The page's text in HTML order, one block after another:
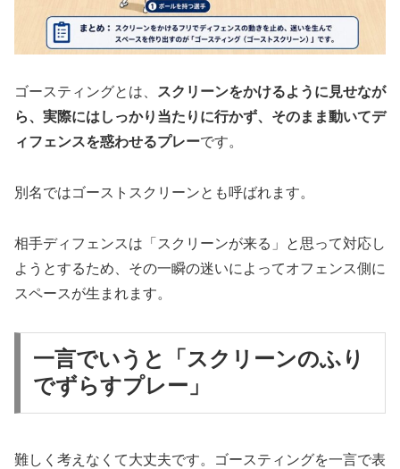
ゴースティングとは、
スクリーンをかけるように見せなが
ら、実際にはしっかり当たりに行かず、そのまま動いてデ
ィフェンスを惑わせるプレーです。
別名ではゴーストスクリーンとも呼ばれます。
相手ディフェンスは「スクリーンが来る」と思って対応し
ようとするため、その一瞬の迷いによってオフェンス側に
スペースが生まれます。
一言でいうと「スクリーンのふり
でずらすプレー」
難しく考えなくて大丈夫です。ゴースティングを一言で表